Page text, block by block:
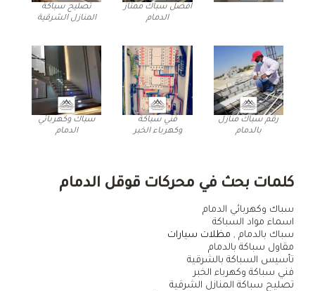
افضل سباك ممتاز
الدمام
تصليح سباكة
المنازل الشرقية
رقم سباك منازل
بالدمام
فني سباكة
وكهرباء الخبر
سباك وكهربائي
الدمام
كلمات بحث في محركات قوقل الدمام
سباك وكهربائي الدمام
اسماء مواد السباكة
سباك بالدمام , مظلات سيارات
مقاول سباكة بالدمام
تأسيس السباكة بالشرقية
فني سباكة وكهرباء الخبر
تصليح سباكة المنازل الشرقية